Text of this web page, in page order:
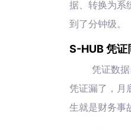
据、转换为系
到了分钟级。
S-HUB 凭证
凭证数
凭证漏了，月
生就是财务事